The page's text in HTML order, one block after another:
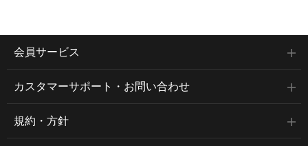
会員サービス
カスタマーサポート・お問い合わせ
規約・方針